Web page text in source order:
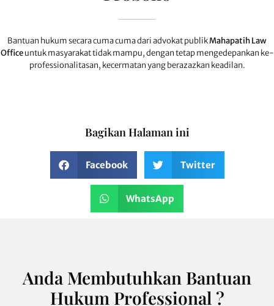
Bantuan hukum secara cuma cuma dari advokat publikMahapatih Law
Officeuntuk masyarakat tidak mampu, dengan tetap mengedepankan ke-
professionalitasan, kecermatan yang berazazkan keadilan.
Bagikan Halaman ini
Facebook Twitter
WhatsApp
Anda Membutuhkan Bantuan
Hukum Professional ?